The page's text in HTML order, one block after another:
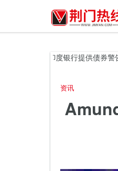
矿的州印度银行提供债券警告
资讯